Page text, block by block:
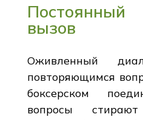
Постоянный
вызов
Оживленный
повторяющимся
боксерском
вопросы